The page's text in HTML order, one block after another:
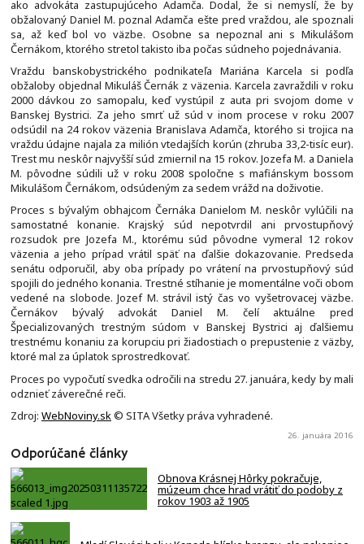
ako advokáta zastupujúceho Adamča. Dodal, že si nemyslí, že by
obžalovaný Daniel M. poznal Adamča ešte pred vraždou, ale spoznali
sa, až keď bol vo väzbe. Osobne sa nepoznal ani s Mikulášom
Černákom, ktorého stretol takisto iba počas súdneho pojednávania.
Vraždu banskobystrického podnikateľa Mariána Karcela si podľa
obžaloby objednal Mikuláš Černák z väzenia. Karcela zavraždili v roku
2000 dávkou zo samopalu, keď vystúpil z auta pri svojom dome v
Banskej Bystrici. Za jeho smrť už súd v inom procese v roku 2007
odsúdil na 24 rokov väzenia Branislava Adamča, ktorého si trojica na
vraždu údajne najala za milión vtedajších korún (zhruba 33,2-tisíc eur).
Trest mu neskôr najvyšší súd zmiernil na 15 rokov. Jozefa M. a Daniela
M. pôvodne súdili už v roku 2008 spoločne s mafiánskym bossom
Mikulášom Černákom, odsúdeným za sedem vrážd na doživotie.
Proces s bývalým obhajcom Černáka Danielom M. neskôr vylúčili na
samostatné konanie. Krajský súd nepotvrdil ani prvostupňový
rozsudok pre Jozefa M., ktorému súd pôvodne vymeral 12 rokov
väzenia a jeho prípad vrátil späť na ďalšie dokazovanie. Predseda
senátu odporučil, aby oba prípady po vrátení na prvostupňový súd
spojili do jedného konania. Trestné stíhanie je momentálne voči obom
vedené na slobode. Jozef M. strávil istý čas vo vyšetrovacej väzbe.
Černákov bývalý advokát Daniel M. čelí aktuálne pred
Špecializovaných trestným súdom v Banskej Bystrici aj ďalšiemu
trestnému konaniu za korupciu pri žiadostiach o prepustenie z väzby,
ktoré mal za úplatok sprostredkovať.
Proces po vypočutí svedka odročili na stredu 27. januára, kedy by mali
odznieť záverečné reči.
Zdroj: WebNoviny.sk© SITA Všetky práva vyhradené.
26. januára 2016
Odporúčané články
Obnova Krásnej Hôrky pokračuje,
múzeum chce hrad vrátiť do podoby z
rokov 1903 až 1905